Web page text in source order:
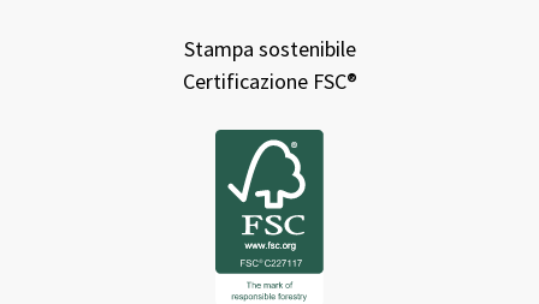
Stampa sostenibile
Certificazione FSC®